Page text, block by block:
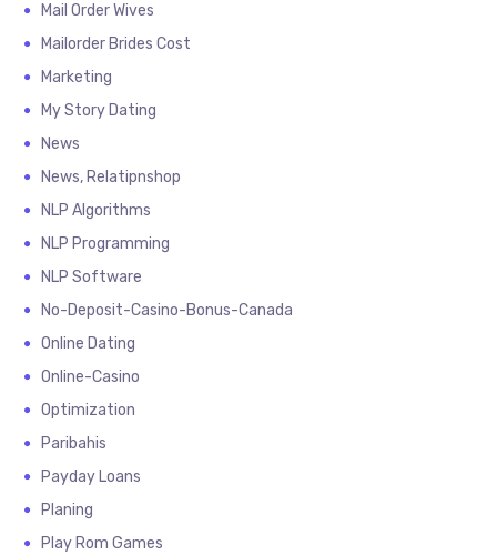
Mail Order Wives
Mailorder Brides Cost
Marketing
My Story Dating
News
News, Relatipnshop
NLP Algorithms
NLP Programming
NLP Software
No-Deposit-Casino-Bonus-Canada
Online Dating
Online-Casino
Optimization
Paribahis
Payday Loans
Planing
Play Rom Games